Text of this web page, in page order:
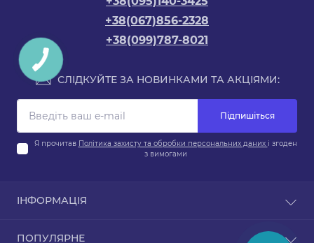
+38(067)856-2328
+38(099)787-8021
СЛІДКУЙТЕ ЗА НОВИНКАМИ ТА АКЦІЯМИ:
Підпишіться
Я прочитав Політика захисту та обробки персональних даних і згоден
з вимогами
ІНФОРМАЦІЯ
ПОПУЛЯРНЕ